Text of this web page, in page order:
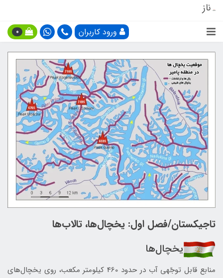
ناز
ورود کاربران 0
تاجیکستان/فصل اول: یخچال‌ها، تالاب‌ها
یخچال‌ها
منابع قابل توجّهی آب در حدود 460 کیلومتر مکعب، روی یخچال‌های